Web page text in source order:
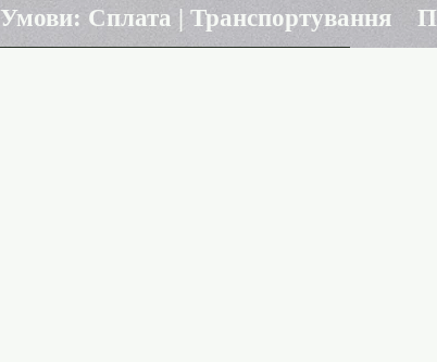
Умови: Сплата | Транспортування